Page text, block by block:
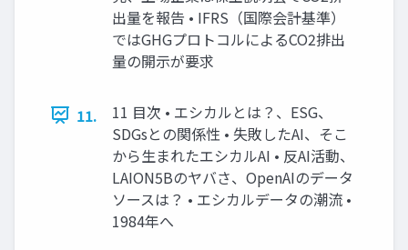
出量を報告 • IFRS（国際会計基準）
ではGHGプロトコルによるCO2排出
量の開示が要求
11.
11 目次 • エシカルとは？、ESG、
SDGsとの関係性 • 失敗したAI、そこ
から生まれたエシカルAI • 反AI活動、
LAION5Bのヤバさ、OpenAIのデータ
ソースは？ • エシカルデータの潮流 •
1984年へ